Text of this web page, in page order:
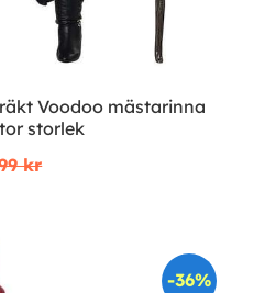
Voodoo mästarinna
storlek
kr
-36%